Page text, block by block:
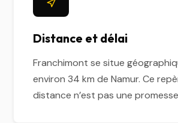
Distance et délai
Franchimont se situe
environ 34 km de Namur. Ce
distance n’est pas une